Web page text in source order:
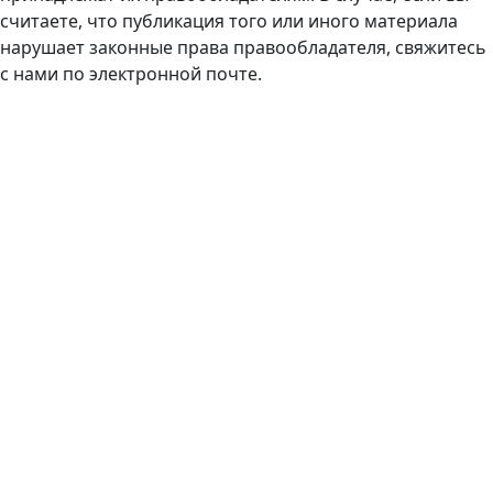
считаете, что публикация того или иного материала
нарушает законные права правообладателя, свяжитесь
с нами по электронной почте.